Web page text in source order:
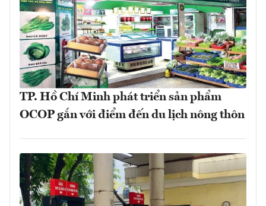
TP. Hồ Chí Minh phát triển sản phẩm
OCOP gắn với điểm đến du lịch nông thôn